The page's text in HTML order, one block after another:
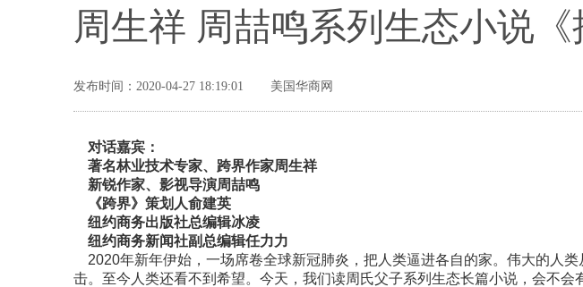
周生祥 周喆鸣系列生态小说《
发布时间：2020-04-27 18:19:01 美国华商网
对话嘉宾：
著名林业技术专家、跨界作家周生祥
新锐作家、影视导演周喆鸣
《跨界》策划人俞建英
纽约商务出版社总编辑冰凌
纽约商务新闻社副总编辑任力力
2020年新年伊始，一场席卷全球新冠肺炎，把人类逼进各自的家。伟大的人
击。至今人类还看不到希望。今天，我们读周氏父子系列生态长篇小说，会不会